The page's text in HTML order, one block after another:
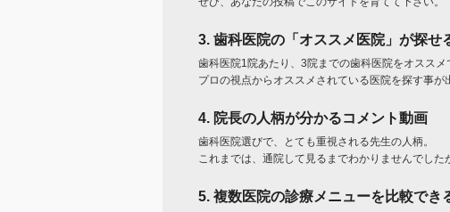
3. 歯科医院の「オススメ医院」が探せ
歯科医院1院あたり、3院までの歯科医院をオススメ
プロの視点からオススメされている医院を探す事が
4. 院長の人柄が分かるコメント動画
歯科医院選びで、とても重視される先生の人柄。
これまでは、通院して見るまでわかりませんでした
5. 複数医院の診療メニューを比較でき